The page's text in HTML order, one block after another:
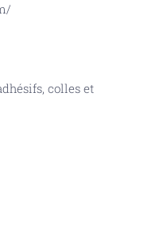
colles et